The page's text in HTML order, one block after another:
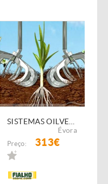
Évora
Preço: 313€